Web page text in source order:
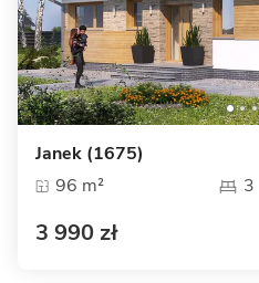
Janek (1675)
96 m²
3
3 990 zł